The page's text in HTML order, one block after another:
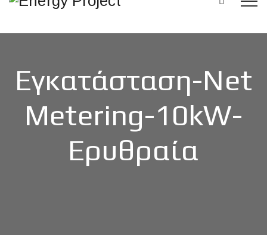
Εγκατάσταση-Net
Metering-10kW-
Ερυθραία